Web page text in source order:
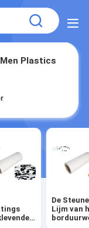
Plastics
De
Lijm van